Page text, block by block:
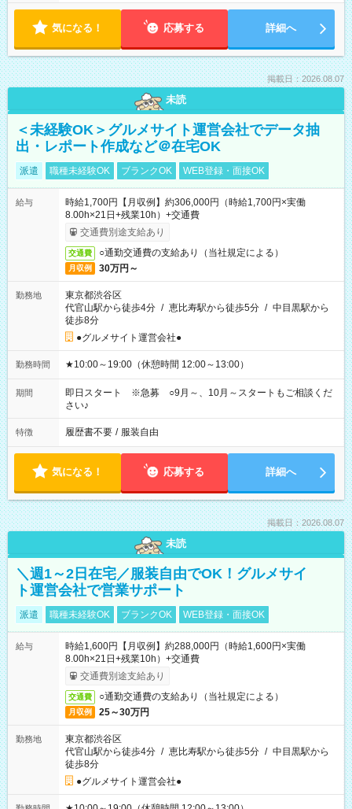
気になる！ 応募する 詳細へ
掲載日：2026.08.07
未読
＜未経験OK＞グルメサイト運営会社でデータ抽
出・レポート作成など＠在宅OK
派遣 職種未経験OK ブランクOK WEB登録・面接OK
給与
時給1,700円【月収例】約306,000円（時給1,700円×実働
8.00h×21日+残業10h）+交通費
交通費別途支給あり
交通費 ○通勤交通費の支給あり（当社規定による）
月収例 30万円～
勤務地
東京都渋谷区
代官山駅から徒歩4分 / 恵比寿駅から徒歩5分 / 中目黒駅から
徒歩8分
●グルメサイト運営会社●
勤務時間 ★10:00～19:00（休憩時間 12:00～13:00）
期間
即日スタート ※急募 ○9月～、10月～スタートもご相談くだ
さい♪
特徴 履歴書不要 / 服装自由
気になる！ 応募する 詳細へ
掲載日：2026.08.07
未読
＼週1～2日在宅／服装自由でOK！グルメサイ
ト運営会社で営業サポート
派遣 職種未経験OK ブランクOK WEB登録・面接OK
給与
時給1,600円【月収例】約288,000円（時給1,600円×実働
8.00h×21日+残業10h）+交通費
交通費別途支給あり
交通費 ○通勤交通費の支給あり（当社規定による）
月収例 25～30万円
勤務地
東京都渋谷区
代官山駅から徒歩4分 / 恵比寿駅から徒歩5分 / 中目黒駅から
徒歩8分
●グルメサイト運営会社●